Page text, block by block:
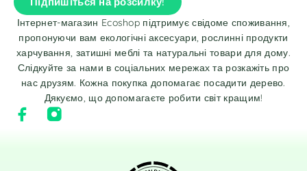
Інтернет-магазин Ecoshop підтримує свідоме споживання,
пропонуючи вам екологічні аксесуари, рослинні продукти
харчування, затишні меблі та натуральні товари для дому.
Слідкуйте за нами в соціальних мережах та розкажіть про
нас друзям. Кожна покупка допомагає посадити дерево.
Дякуємо, що допомагаєте робити світ кращим!